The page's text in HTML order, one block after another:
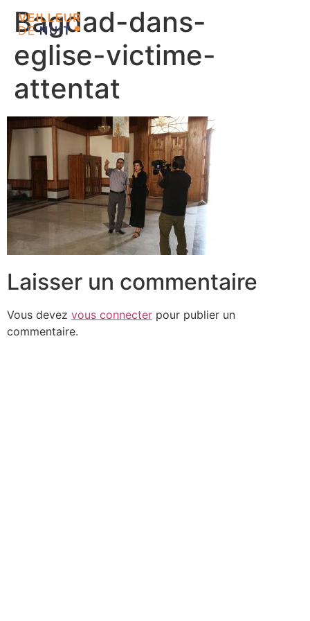
Bagdad-dans-
eglise-victime-
attentat
Laisser un commentaire
Vous devez vous connecter pour publier un
commentaire.